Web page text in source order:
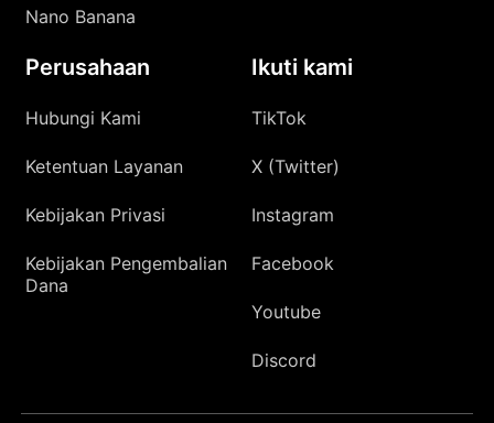
Nano Banana
Perusahaan
Hubungi Kami
Ketentuan Layanan
Kebijakan Privasi
Kebijakan Pengembalian
Dana
Ikuti kami
TikTok
X (Twitter)
Instagram
Facebook
Youtube
Discord